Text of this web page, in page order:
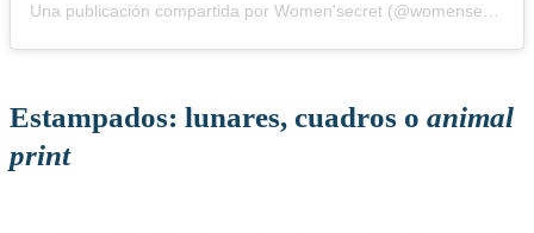
Una publicación compartida por Women'secret (@womensecretofficial)
Estampados: lunares, cuadros o animal
print